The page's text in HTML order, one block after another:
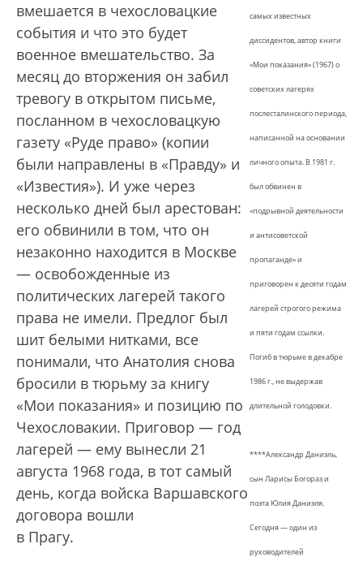
самых известных
диссидентов, автор книги
«Мои показания» (1967) о
советских лагерях
послесталинского периода,
написанной на основании
личного опыта. В 1981 г.
был обвинен в
«подрывной деятельности
и антисоветской
пропаганде» и
приговорен к десяти годам
лагерей строгого режима
и пяти годам ссылки.
Погиб в тюрьме в декабре
1986 г., не выдержав
длительной голодовки.
****Александр Даниэль,
сын Ларисы Богораз и
поэта Юлия Даниэля.
Сегодня — один из
руководителей
вмешается в чехословацкие
события и что это будет
военное вмешательство. За
месяц до вторжения он забил
тревогу в открытом письме,
посланном в чехословацкую
газету «Руде право» (копии
были направлены в «Правду» и
«Известия»). И уже через
несколько дней был арестован:
его обвинили в том, что он
незаконно находится в Москве
— освобожденные из
политических лагерей такого
права не имели. Предлог был
шит белыми нитками, все
понимали, что Анатолия снова
бросили в тюрьму за книгу
«Мои показания» и позицию по
Чехословакии. Приговор — год
лагерей — ему вынесли 21
августа 1968 года, в тот самый
день, когда войска Варшавского
договора вошли
в Прагу.